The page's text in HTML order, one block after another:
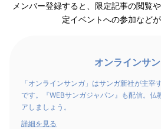
メンバー登録すると、限定記事の閲覧
定イベントへの参加などが
オンラインサ
「オンラインサンガ」はサンガ新社が主宰
です。『WEBサンガジャパン』も配信。仏
アしましょう。
詳細を見る